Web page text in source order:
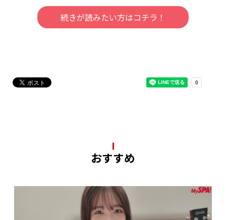
続きが読みたい方はコチラ！
おすすめ